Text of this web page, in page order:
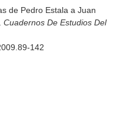
de Pedro Estala a Juan
Cuadernos De Estudios Del
142